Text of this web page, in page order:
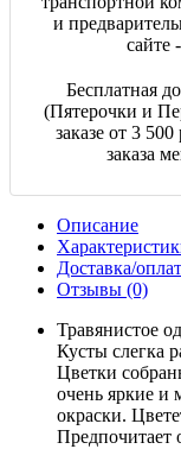
и
сайте
Бесплатная
(Пятерочки и
заказе от 3
заказа
Описание
Доставка/
Отзывы (0)
Травянистое
Кусты слегка
Цветки
очень яркие и
окраски.
Предпочитает